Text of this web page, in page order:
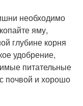
необходимо
яму,
глубине корня
удобрение,
питательные
почвой и хорошо